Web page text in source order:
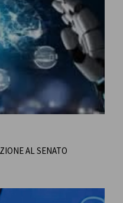
AL SENATO